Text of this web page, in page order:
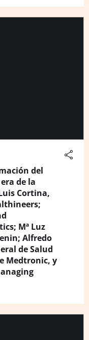
del
de la
Cortina,
Mª Luz
Alfredo
de Salud
Medtronic, y